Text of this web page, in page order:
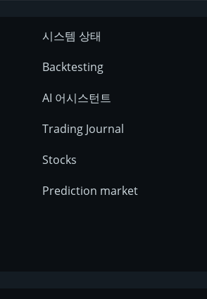
시스템 상태
Backtesting
AI 어시스턴트
Trading Journal
Stocks
Prediction market